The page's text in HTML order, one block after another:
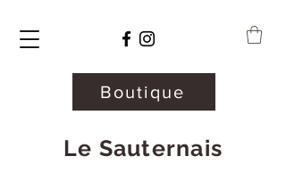
Boutique
Le Sauternais